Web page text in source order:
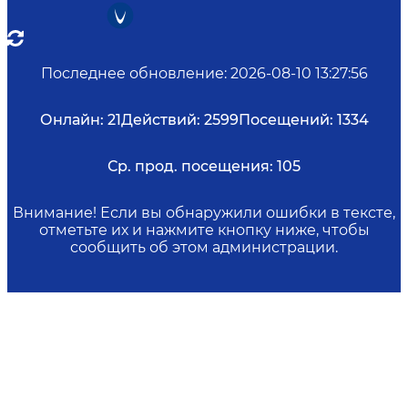
Последнее обновление: 2026-08-10 13:27:56
Онлайн: 21Действий: 2599Посещений: 1334
Ср. прод. посещения: 105
Внимание! Если вы обнаружили ошибки в тексте,
отметьте их и нажмите кнопку ниже, чтобы
сообщить об этом администрации.